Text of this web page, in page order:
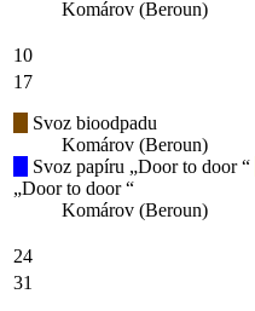
Komárov (Beroun)
10
17
Svoz bioodpadu
Komárov (Beroun)
Svoz papíru „Door to door “
„Door to door “
Komárov (Beroun)
24
31